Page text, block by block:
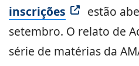
inscrições
estão
setembro. O relato de
série de matérias da